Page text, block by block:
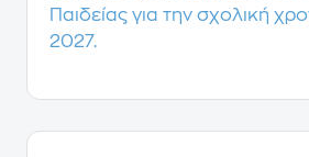
Παιδείας για την σχολική
2027.